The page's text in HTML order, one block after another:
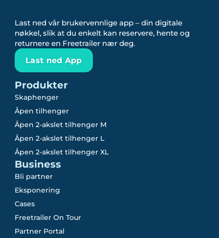
Last ned vår brukervennlige app – din digitale
nøkkel, slik at du enkelt kan reservere, hente og
returnere en Freetrailer nær deg.
Last ned App
Produkter
Skaphenger
Åpen tilhenger
Åpen 2-akslet tilhenger M
Åpen 2-akslet tilhenger L
Åpen 2-akslet tilhenger XL
Business
Bli partner
Eksponering
Cases
Freetrailer On Tour
Partner Portal